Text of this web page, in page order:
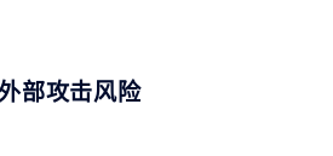
部攻击风险